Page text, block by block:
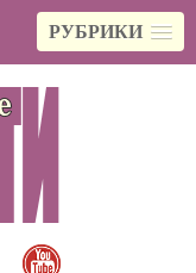
РУБРИКИ